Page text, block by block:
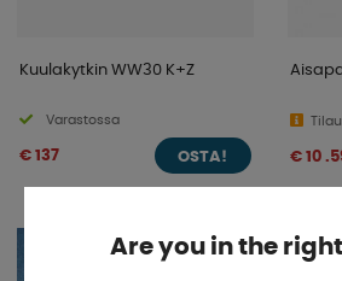
Kuulakytkin WW30 K+Z
Varastossa
€ 137 OSTA! € 10
Are you in the